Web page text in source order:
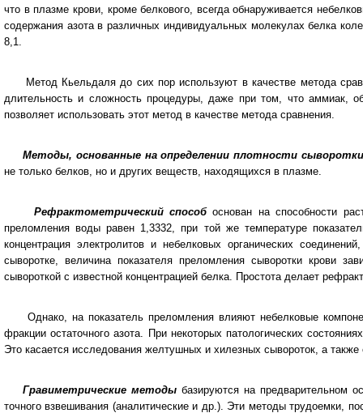
что в плазме крови, кроме белкового, всегда обнаруживается
содержания азота в различных индивидуальных молекулах белка
8,1.
Метод Кьельдаля до сих пор используют в качестве метода
длительность и сложность процедуры, даже при том, что аммиак,
позволяет использовать этот метод в качестве метода сравнения.
Методы, основанные на определении плотности
не только белков, но и других веществ, находящихся в плазме.
Рефрактометрический способ основан на способности
преломления воды равен 1,3332, при той же температуре
концентрация электролитов и небелковых органических
сыворотке, величина показателя преломления сыворотки крови
сывороткой с известной концентрацией белка. Простота делает
Однако, на показатель преломления влияют небелковые
фракции остаточного азота. При некоторых патологических
Это касается исследования желтушных и хилезных сывороток, а
Гравиметрические методы базируются на предварительном
точного взвешивания (аналитические и др.). Эти методы трудоемки,